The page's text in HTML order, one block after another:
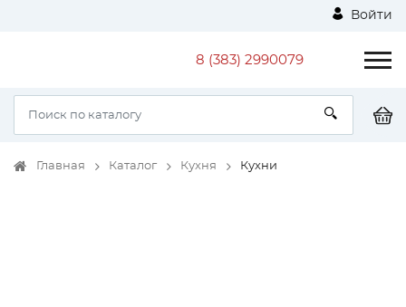
Войти
8 (383) 2990079
Главная Каталог Кухня Кухни